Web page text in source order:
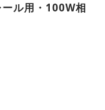
ル用・100W相